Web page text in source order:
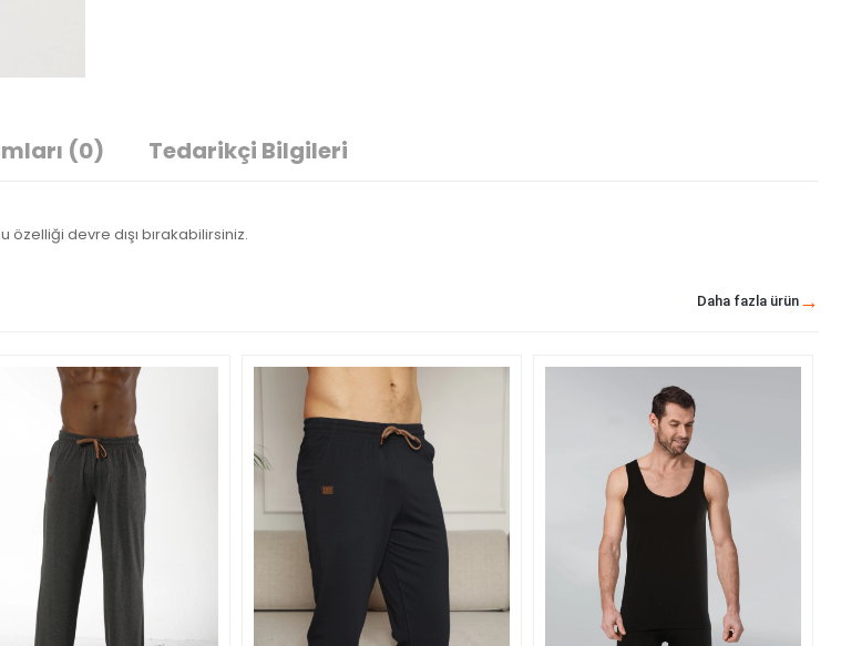
(0) Tedarikçi Bilgileri
devre dışı bırakabilirsiniz.
Daha fazla ürün